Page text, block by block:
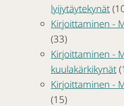
lyijytäytekynät
Kirjoittaminen -
(33)
Kirjoittaminen -
kuulakärkikynät
Kirjoittaminen -
(15)